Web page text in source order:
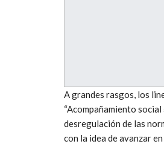
A grandes rasgos, los
“Acompañamiento
desregulación de las
con la idea de avanzar